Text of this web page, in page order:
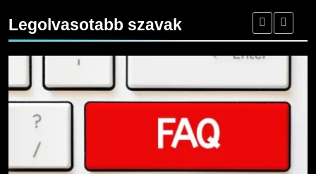
Legolvasotabb szavak